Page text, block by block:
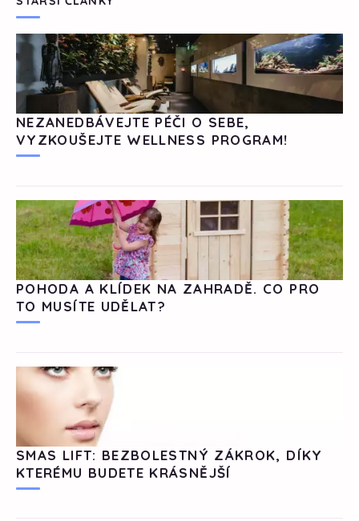
NEZANEDBÁVEJTE PÉČI O SEBE,
VYZKOUŠEJTE WELLNESS PROGRAM!
POHODA A KLÍDEK NA ZAHRADĚ. CO PRO
TO MUSÍTE UDĚLAT?
SMAS LIFT: BEZBOLESTNÝ ZÁKROK, DÍKY
KTERÉMU BUDETE KRÁSNĚJŠÍ